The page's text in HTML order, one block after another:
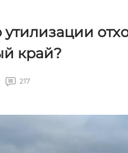
край?
217